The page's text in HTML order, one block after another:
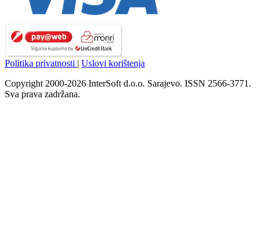
Politika privatnosti | Uslovi korištenja
Copyright 2000-2026 InterSoft d.o.o. Sarajevo. ISSN 2566-3771.
Sva prava zadržana.